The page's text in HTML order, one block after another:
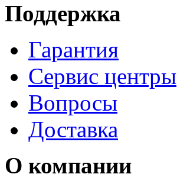
Поддержка
Гарантия
Сервис центры
Вопросы
Доставка
О компании